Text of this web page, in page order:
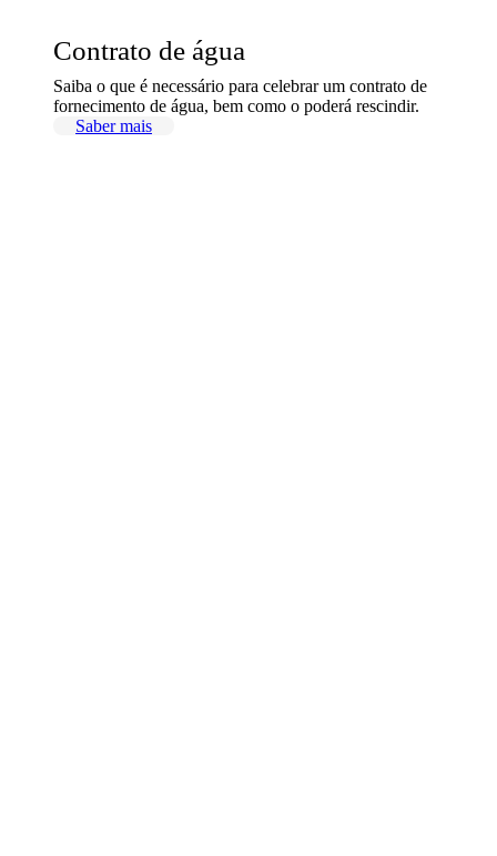
Contrato de água
Saiba o que é necessário para celebrar um contrato de
fornecimento de água, bem como o poderá rescindir.
Saber mais